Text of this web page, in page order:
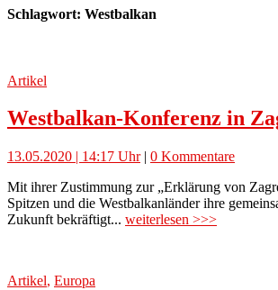
Schlagwort: Westbalkan
Artikel
Westbalkan-Konferenz in
13.05.2020 | 14:17 Uhr| 0 Kommentare
Mit ihrer Zustimmung zur „Erklärung von
Spitzen und die Westbalkanländer ihre
Zukunft bekräftigt... weiterlesen >>>
Artikel, Europa